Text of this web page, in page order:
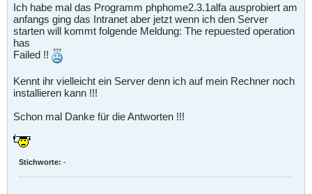
Ich habe mal das Programm phphome2.3.1alfa ausprobiert am
anfangs ging das Intranet aber jetzt wenn ich den Server
starten will kommt folgende Meldung: The repuested operation
has
Failed !!
Kennt ihr vielleicht ein Server denn ich auf mein Rechner noch
installieren kann !!!
Schon mal Danke für die Antworten !!!
Stichworte: -